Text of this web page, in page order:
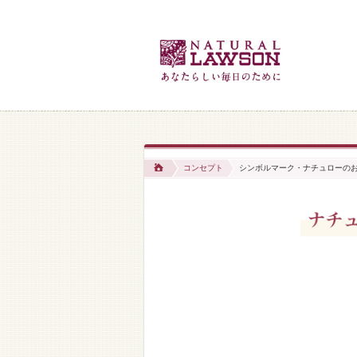
コンセプト シンボルマーク・ナチュローの